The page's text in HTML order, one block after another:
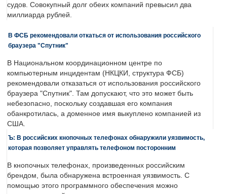
судов. Совокупный долг обеих компаний превысил два
миллиарда рублей.
В ФСБ рекомендовали откаться от использования российского
браузера "Спутник"
В Национальном координационном центре по
компьютерным инцидентам (НКЦКИ, структура ФСБ)
рекомендовали отказаться от использования российского
браузера "Спутник". Там допускают, что это может быть
небезопасно, поскольку создавшая его компания
обанкротилась, а доменное имя выкуплено компанией из
США.
Ъ: В российских кнопочных телефонах обнаружили уязвимость,
которая позволяет управлять телефоном посторонним
В кнопочных телефонах, произведенных российским
брендом, была обнаружена встроенная уязвимость. С
помощью этого программного обеспечения можно